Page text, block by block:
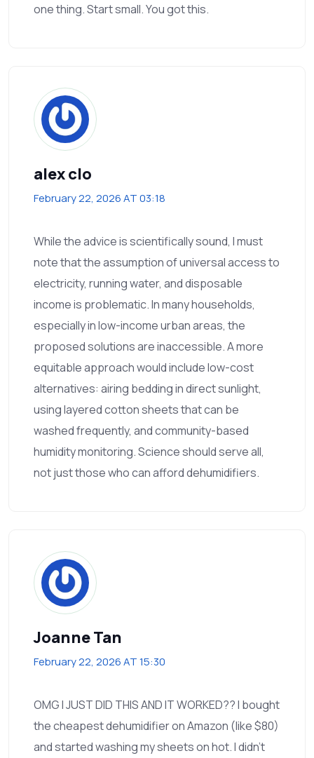
one thing. Start small. You got this.
alex clo
February 22, 2026 AT 03:18
While the advice is scientifically sound, I must
note that the assumption of universal access to
electricity, running water, and disposable
income is problematic. In many households,
especially in low-income urban areas, the
proposed solutions are inaccessible. A more
equitable approach would include low-cost
alternatives: airing bedding in direct sunlight,
using layered cotton sheets that can be
washed frequently, and community-based
humidity monitoring. Science should serve all,
not just those who can afford dehumidifiers.
Joanne Tan
February 22, 2026 AT 15:30
OMG I JUST DID THIS AND IT WORKED?? I bought
the cheapest dehumidifier on Amazon (like $80)
and started washing my sheets on hot. I didn’t